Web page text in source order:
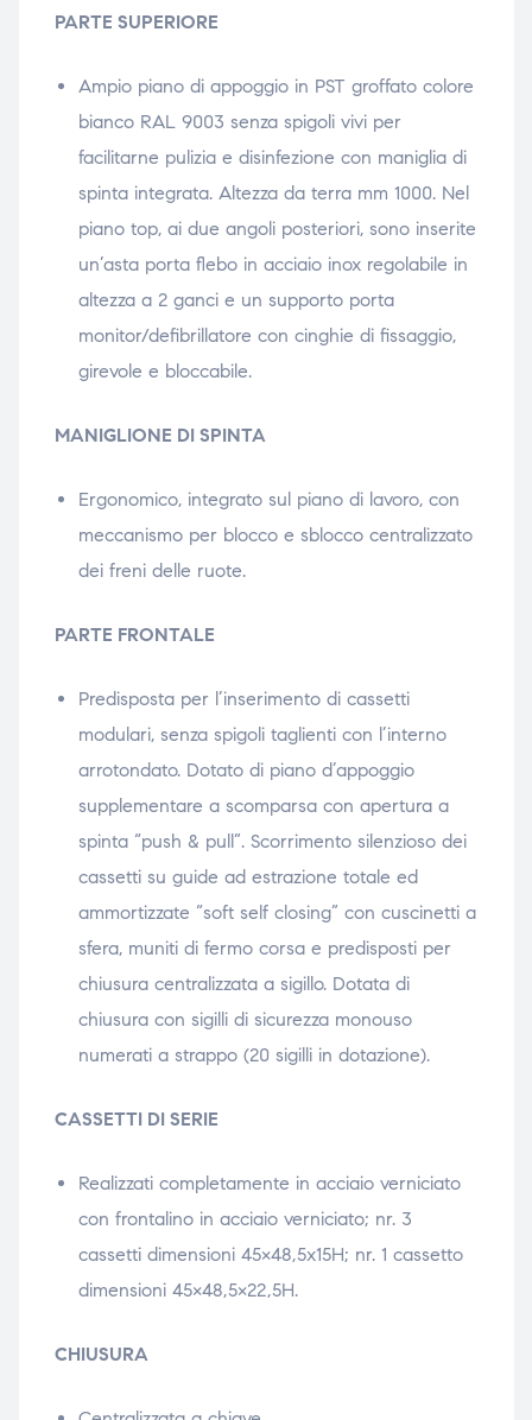
PARTE SUPERIORE
Ampio piano di appoggio in PST groffato colore
bianco RAL 9003 senza spigoli vivi per
facilitarne pulizia e disinfezione con maniglia di
spinta integrata. Altezza da terra mm 1000. Nel
piano top, ai due angoli posteriori, sono inserite
un’asta porta flebo in acciaio inox regolabile in
altezza a 2 ganci e un supporto porta
monitor/defibrillatore con cinghie di fissaggio,
girevole e bloccabile.
MANIGLIONE DI SPINTA
Ergonomico, integrato sul piano di lavoro, con
meccanismo per blocco e sblocco centralizzato
dei freni delle ruote.
PARTE FRONTALE
Predisposta per l’inserimento di cassetti
modulari, senza spigoli taglienti con l’interno
arrotondato. Dotato di piano d’appoggio
supplementare a scomparsa con apertura a
spinta “push & pull”. Scorrimento silenzioso dei
cassetti su guide ad estrazione totale ed
ammortizzate “soft self closing” con cuscinetti a
sfera, muniti di fermo corsa e predisposti per
chiusura centralizzata a sigillo. Dotata di
chiusura con sigilli di sicurezza monouso
numerati a strappo (20 sigilli in dotazione).
CASSETTI DI SERIE
Realizzati completamente in acciaio verniciato
con frontalino in acciaio verniciato; nr. 3
cassetti dimensioni 45×48,5x15H; nr. 1 cassetto
dimensioni 45×48,5×22,5H.
CHIUSURA